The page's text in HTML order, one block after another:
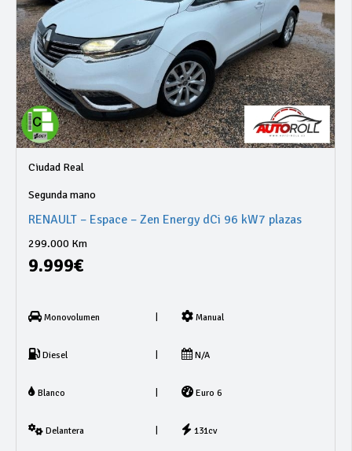
Ciudad Real
Segunda mano
RENAULT – Espace – Zen Energy dCi 96 kW7 plazas
299.000 Km
9.999€
Monovolumen Manual
Diesel N/A
Blanco Euro 6
Delantera 131cv